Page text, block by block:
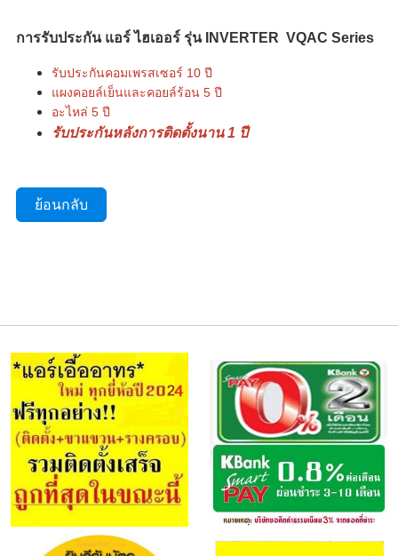
การรับประกัน แอร์ ไฮเออร์ รุ่น INVERTER VQAC Series
รับประกันคอมเพรสเซอร์ 10 ปี
แผงคอยล์เย็นและคอยล์ร้อน 5 ปี
อะไหล่ 5 ปี
รับประกันหลังการติดตั้งนาน 1 ปี
ย้อนกลับ